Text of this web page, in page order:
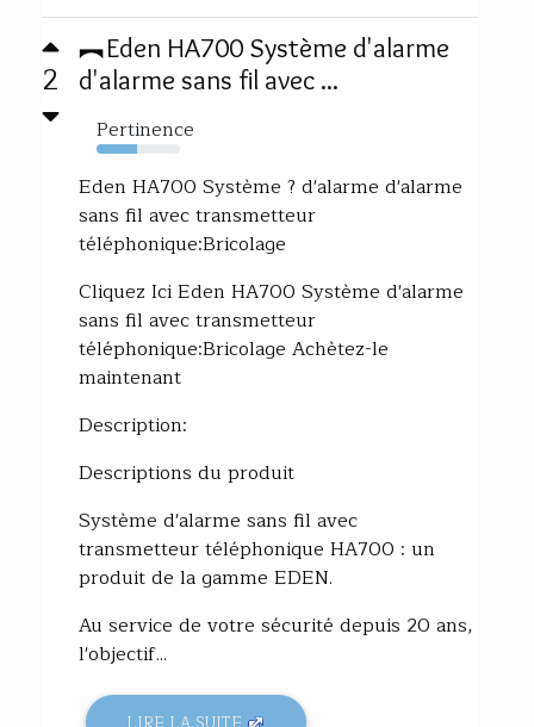
2
︻Eden HA700 Système d'alarme
d'alarme sans fil avec ...
Pertinence
49%
Eden HA700 Système ? d'alarme d'alarme
sans fil avec transmetteur
téléphonique:Bricolage
Cliquez Ici Eden HA700 Système d'alarme
sans fil avec transmetteur
téléphonique:Bricolage Achètez-le
maintenant
Description:
Descriptions du produit
Système d'alarme sans fil avec
transmetteur téléphonique HA700 : un
produit de la gamme EDEN.
Au service de votre sécurité depuis 20 ans,
l'objectif...